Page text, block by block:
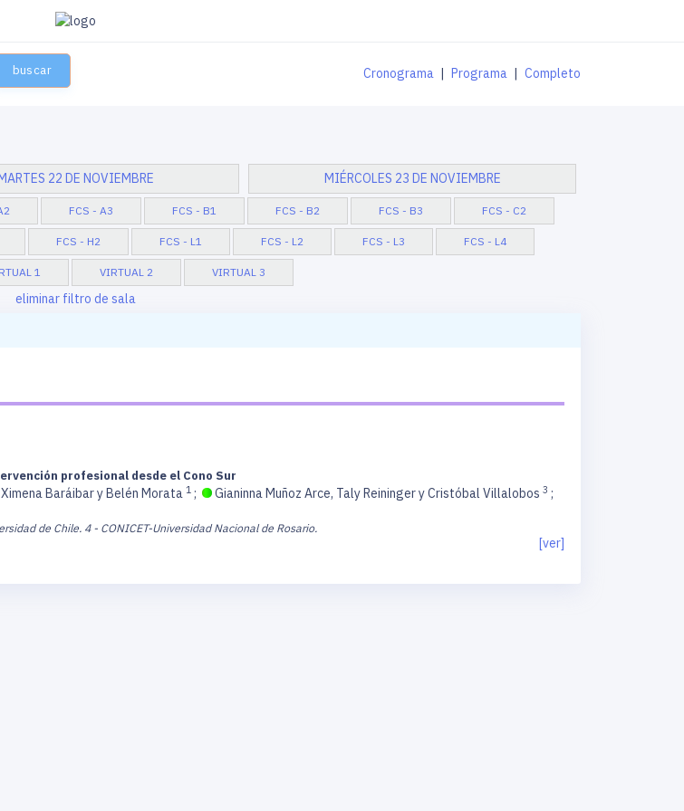
buscar Cronograma | Programa | Completo
MARTES 22 DE NOVIEMBRE MIÉRCOLES 23 DE NOVIEMBRE
FCS - A3 FCS - B1 FCS - B2 FCS - B3 FCS - C2
FCS - H2 FCS - L1 FCS - L2 FCS - L3 FCS - L4
1 VIRTUAL 2 VIRTUAL 3
eliminar filtro de sala
profesional desde el Cono Sur
Ximena Baráibar y Belén Morata 1 ; Gianinna Muñoz Arce, Taly Reininger y Cristóbal Villalobos 3 ;
de Chile. 4 - CONICET-Universidad Nacional de Rosario.
[ver]